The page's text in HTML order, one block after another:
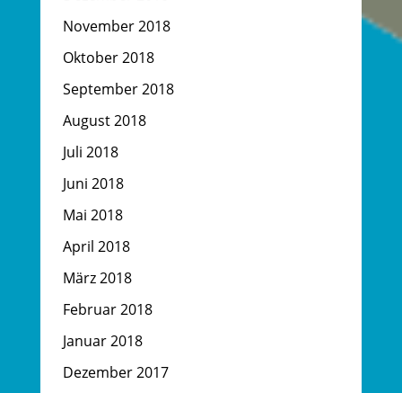
November 2018
Oktober 2018
September 2018
August 2018
Juli 2018
Juni 2018
Mai 2018
April 2018
März 2018
Februar 2018
Januar 2018
Dezember 2017